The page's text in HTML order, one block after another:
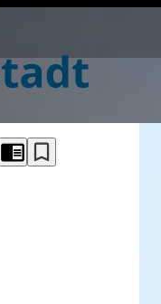
chrome_reader_mode bookmark_border